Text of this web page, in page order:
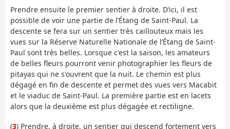
Prendre ensuite le premier sentier à droite. D’ici, il est
possible de voir une partie de l’Étang de Saint-Paul. La
descente se fera sur un sentier très caillouteux mais les
vues sur la Réserve Naturelle Nationale de l’Étang de Saint-
Paul sont très belles. Lorsque c'est la saison, les amateurs
de belles fleurs pourront venir photographier les fleurs de
pitayas qui ne s'ouvrent que la nuit. Le chemin est plus
dégagé en fin de descente et permet des vues vers Macabit
et le viaduc de Saint-Paul. La première partie est en lacets
alors que la deuxième est plus dégagée et rectiligne.
(3) Prendre, à droite, un sentier qui descend fortement vers